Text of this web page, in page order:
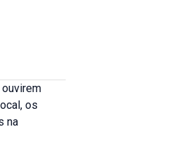
os
na